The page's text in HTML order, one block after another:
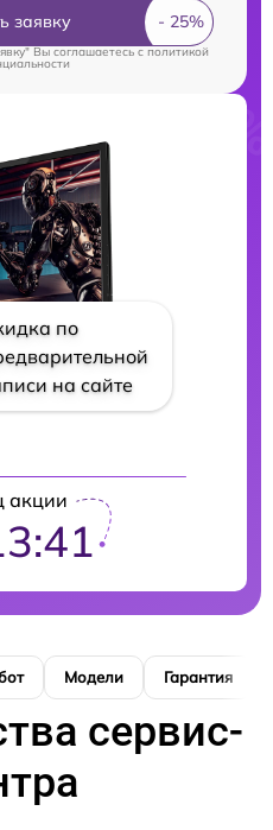
заявку
Вы соглашаетесь cполитикой
по
на сайте
акции
Модели Гарантия
сервис-